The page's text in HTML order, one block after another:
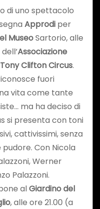
di uno spettacolo
Approdiper
MuseoSartorio, alle
Associazione
Tony Clifton Circus.
fuori
vita come tante
ma ha deciso di
si presenta con toni
cattivissimi, senza
Con Nicola
Werner
Palazzoni.
alGiardino del
, alle ore 21.00 (a